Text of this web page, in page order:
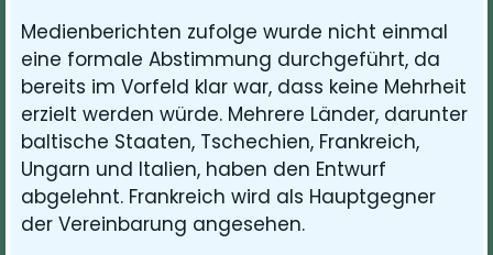
Medienberichten zufolge wurde nicht einmal
eine formale Abstimmung durchgeführt, da
bereits im Vorfeld klar war, dass keine Mehrheit
erzielt werden würde. Mehrere Länder, darunter
baltische Staaten, Tschechien, Frankreich,
Ungarn und Italien, haben den Entwurf
abgelehnt. Frankreich wird als Hauptgegner
der Vereinbarung angesehen.